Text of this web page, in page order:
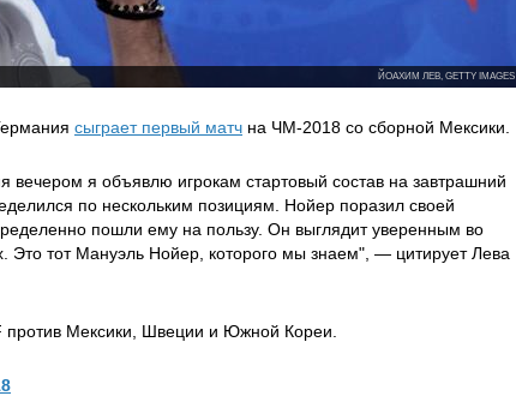
ЙОАХИМ ЛЕВ, GETTY IMAGES
сыграет первый матч на ЧМ-2018 со сборной Мексики.
вечером я объявлю игрокам стартовый состав на завтрашний
по нескольким позициям. Нойер поразил своей
пошли ему на пользу. Он выглядит уверенным во
Это тот Мануэль Нойер, которого мы знаем", — цитирует Лева
против Мексики, Швеции и Южной Кореи.